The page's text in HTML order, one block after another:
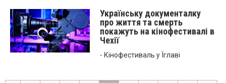
Українську документалку
про життя та смерть
покажуть на кінофестивалі в
Чехії
- Кінофестиваль у Їглаві